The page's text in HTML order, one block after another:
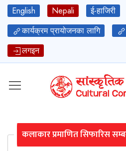
English Nepali ई-हाजिरी
कार्यक्रम प्रायोजनका लागि
लगइन
कलाकार प्रमाणित सिफारिस